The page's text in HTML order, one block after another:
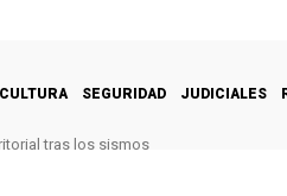
CULTURA SEGURIDAD JUDICIALES
tras los sismos